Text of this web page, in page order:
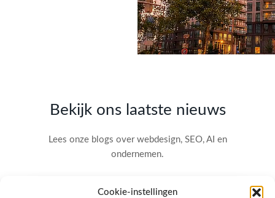
Cookie-instellingen
Bekijk ons laatste nieuws
Lees onze blogs over webdesign, SEO, AI en
ondernemen.